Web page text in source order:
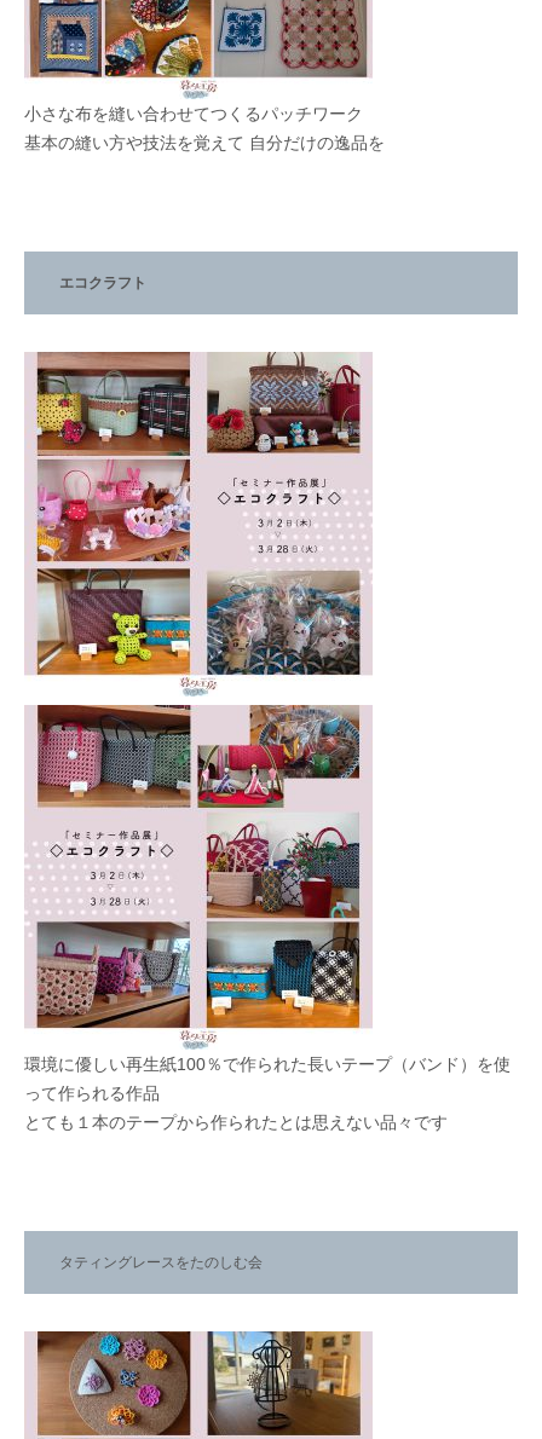
小さな布を縫い合わせてつくるパッチワーク
基本の縫い方や技法を覚えて 自分だけの逸品を
エコクラフト
環境に優しい再生紙100％で作られた長いテープ（バンド）を使
って作られる作品
とても１本のテープから作られたとは思えない品々です
タティングレースをたのしむ会